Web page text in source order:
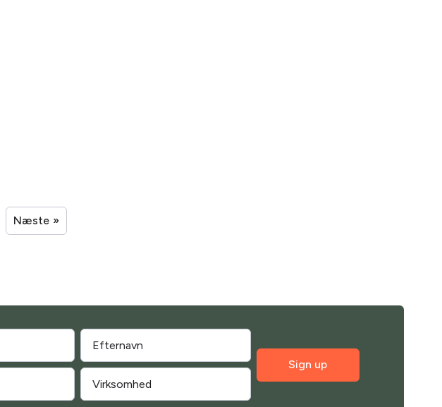
Næste »
Sign up